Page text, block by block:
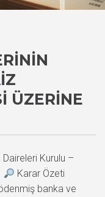
ÜZERINE
Kurulu –
Karar Özeti
banka ve